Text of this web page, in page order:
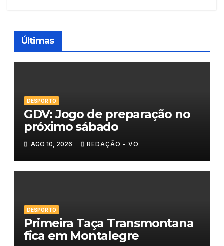
Últimas
DESPORTO
GDV: Jogo de preparação no
próximo sábado
AGO 10, 2026 REDAÇÃO - VO
DESPORTO
Primeira Taça Transmontana
fica em Montalegre